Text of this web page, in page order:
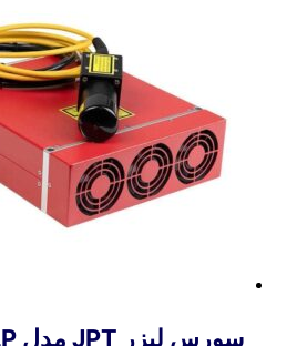
سورس لیزر JPT مدل LP+